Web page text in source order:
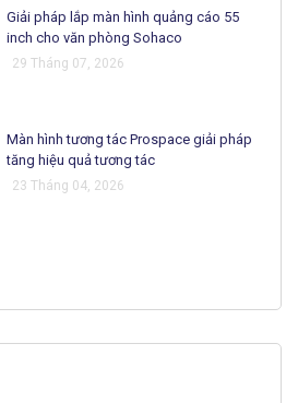
Giải pháp lắp màn hình quảng cáo 55
inch cho văn phòng Sohaco
29 Tháng 07, 2026
Màn hình tương tác Prospace giải pháp
tăng hiệu quả tương tác
23 Tháng 04, 2026